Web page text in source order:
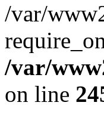
/var/
/var/
on line